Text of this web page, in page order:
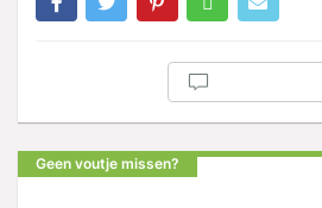
Geen voutje missen?